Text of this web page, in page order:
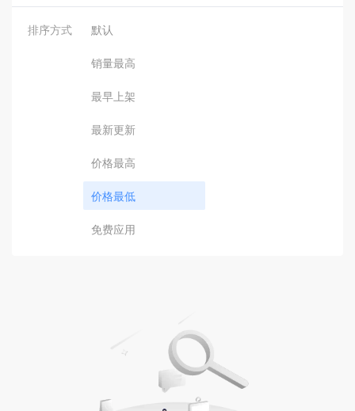
排序方式 默认
销量最高
最早上架
最新更新
价格最高
价格最低
免费应用